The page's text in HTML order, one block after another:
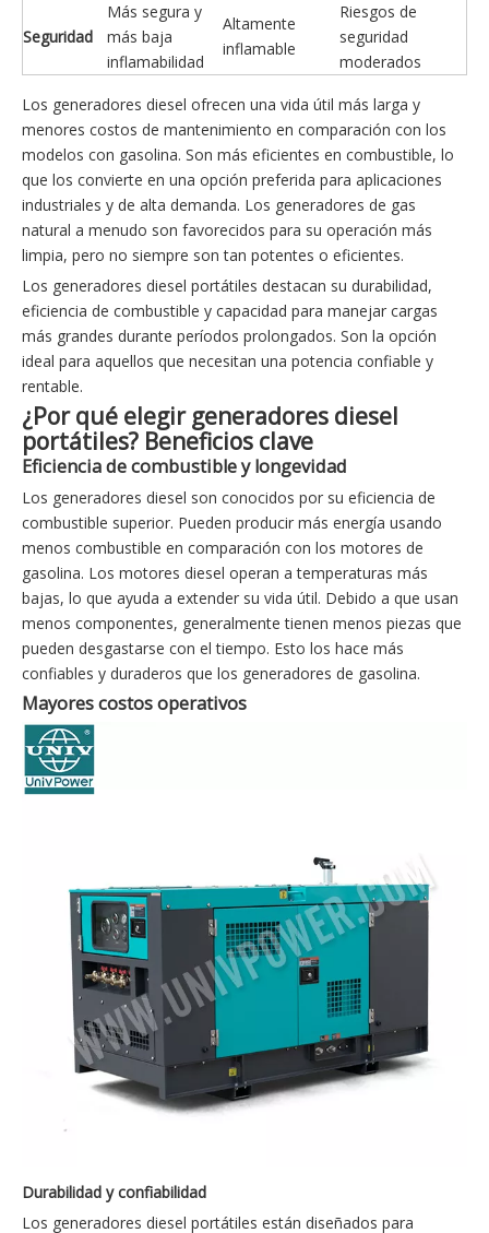
Seguridad
Más segura y
más baja
inflamabilidad
Altamente
inflamable
Riesgos de
seguridad
moderados
Los generadores diesel ofrecen una vida útil más larga y
menores costos de mantenimiento en comparación con los
modelos con gasolina. Son más eficientes en combustible, lo
que los convierte en una opción preferida para aplicaciones
industriales y de alta demanda. Los generadores de gas
natural a menudo son favorecidos para su operación más
limpia, pero no siempre son tan potentes o eficientes.
Los generadores diesel portátiles destacan su durabilidad,
eficiencia de combustible y capacidad para manejar cargas
más grandes durante períodos prolongados. Son la opción
ideal para aquellos que necesitan una potencia confiable y
rentable.
¿Por qué elegir generadores diesel
portátiles? Beneficios clave
Eficiencia de combustible y longevidad
Los generadores diesel son conocidos por su eficiencia de
combustible superior. Pueden producir más energía usando
menos combustible en comparación con los motores de
gasolina. Los motores diesel operan a temperaturas más
bajas, lo que ayuda a extender su vida útil. Debido a que usan
menos componentes, generalmente tienen menos piezas que
pueden desgastarse con el tiempo. Esto los hace más
confiables y duraderos que los generadores de gasolina.
Mayores costos operativos
Durabilidad y confiabilidad
Los generadores diesel portátiles están diseñados para